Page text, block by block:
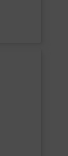
實驗的精
西，會比
形式？說
「加、
推出結論
要配合不
又為數學